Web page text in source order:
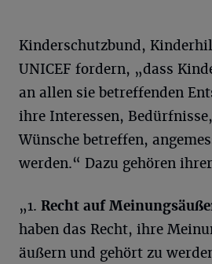
Kinderschutzbund,
UNICEF fordern, „dass
an allen sie betreffenden
ihre Interessen,
Wünsche betreffen,
werden.“ Dazu gehören
„1. Recht auf
haben das Recht, ihre
äußern und gehört zu